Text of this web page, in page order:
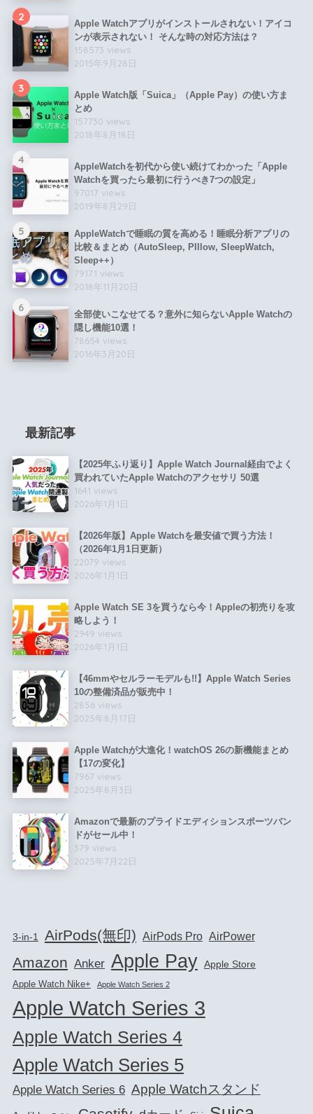
2
Apple Watchアプリがインストールされない！アイコ
ンが表示されない！ そんな時の対応方法は？
158573 views
2015年9月28日
3
Apple Watch版「Suica」（Apple Pay）の使い方ま
とめ
157730 views
2018年8月18日
4
AppleWatchを初代から使い続けてわかった「Apple
Watchを買ったら最初に行うべき7つの設定」
97017 views
2019年8月29日
5
AppleWatchで睡眠の質を高める！睡眠分析アプリの
比較＆まとめ（AutoSleep, PIllow, SleepWatch,
Sleep++）
79171 views
2018年11月20日
6
全部使いこなせてる？意外に知らないApple Watchの
隠し機能10選！
78654 views
2016年3月20日
最新記事
【2025年ふり返り】Apple Watch Journal経由でよく
買われていたApple Watchのアクセサリ 50選
1641 views
2026年1月1日
【2026年版】Apple Watchを最安値で買う方法！
（2026年1月1日更新）
22079 views
2026年1月1日
Apple Watch SE 3を買うなら今！Appleの初売りを攻
略しよう！
2949 views
2026年1月1日
【46mmやセルラーモデルも!!】Apple Watch Series
10の整備済品が販売中！
2856 views
2025年8月17日
Apple Watchが大進化！watchOS 26の新機能まとめ
【17の変化】
7967 views
2025年8月3日
Amazonで最新のプライドエディションスポーツバン
ドがセール中！
379 views
2025年7月22日
3-in-1 AirPods(無印) AirPods Pro AirPower
Amazon Anker Apple Pay Apple Store
Apple Watch Nike+ Apple Watch Series 2
Apple Watch Series 3
Apple Watch Series 4
Apple Watch Series 5
Apple Watch Series 6 Apple Watchスタンド